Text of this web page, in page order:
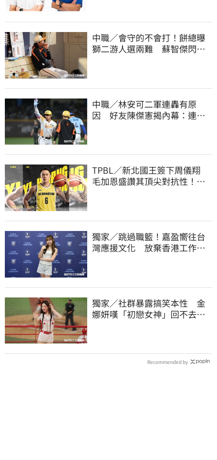
中職／會守的不會打！餅總曝
獅二游人選兩難 蘇智傑閃到
中職／林安可二軍連轟有原
因 好友陳傑憲揭內幕：連天
TPBL／新北國王簽下周儀翔
毛加恩盛讚其頂尖對抗性！盼
獨家／跳過職籃！嘉盈嚮往台
灣應援文化 放棄香港工作跨
獨家／社群暴露搞笑本性 金
娜妍嘆「初戀女神」回不去！
Recommended by